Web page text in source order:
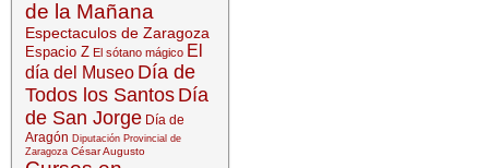
de la Mañana
Espectaculos de Zaragoza
Espacio Z El sótano mágico El
día del Museo Día de
Todos los Santos Día
de San Jorge Día de
Aragón Diputación Provincial de
Zaragoza César Augusto